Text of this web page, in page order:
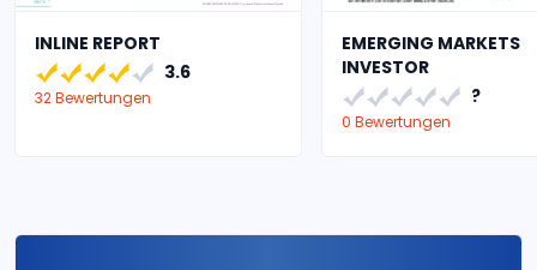
INLINE REPORT
3.6
32 Bewertungen
EMERGING MARKETS
INVESTOR
?
0 Bewertungen